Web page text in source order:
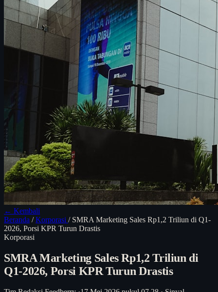
← Kembali
Beranda / Korporasi / SMRA Marketing Sales Rp1,2 Triliun di Q1-
2026, Porsi KPR Turun Drastis
Korporasi
SMRA Marketing Sales Rp1,2 Triliun di
Q1-2026, Porsi KPR Turun Drastis